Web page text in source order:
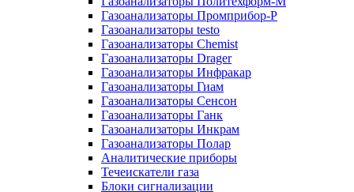
Газоанализаторы Промприбор-Р
Газоанализаторы testo
Газоанализаторы Chemist
Газоанализаторы Drager
Газоанализаторы Инфракар
Газоанализаторы Гиам
Газоанализаторы Сенсон
Газоанализаторы Ганк
Газоанализаторы Инкрам
Газоанализаторы Полар
Аналитические приборы
Течеискатели газа
Блоки сигнализации